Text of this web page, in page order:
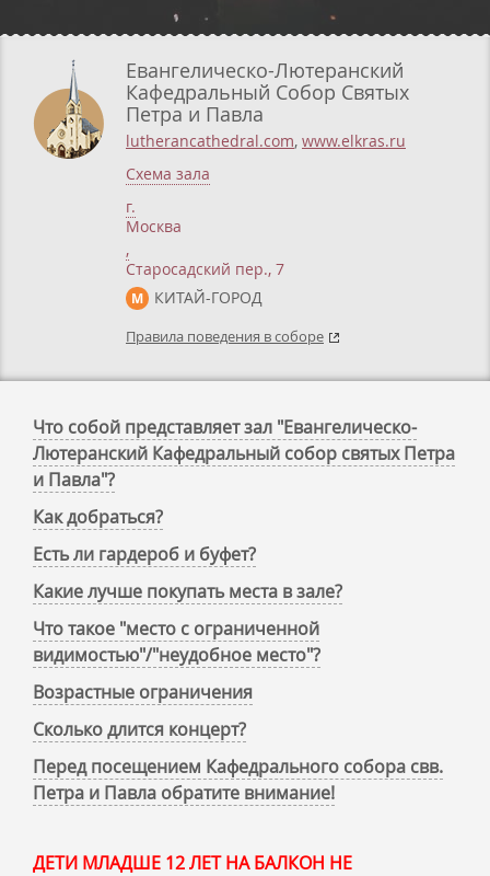
Евангелическо-Лютеранский
Кафедральный Собор Святых
Петра и Павла
lutherancathedral.com, www.elkras.ru
Схема зала
г.
Москва
,
Старосадский пер., 7
М КИТАЙ-ГОРОД
Правила поведения в соборе
Что собой представляет зал "Евангелическо-
Лютеранский Кафедральный собор святых Петра
и Павла"?
Как добраться?
Есть ли гардероб и буфет?
Какие лучше покупать места в зале?
Что такое "место с ограниченной
видимостью"/"неудобное место"?
Возрастные ограничения
Сколько длится концерт?
Перед посещением Кафедрального собора свв.
Петра и Павла обратите внимание!
ДЕТИ МЛАДШЕ 12 ЛЕТ НА БАЛКОН НЕ